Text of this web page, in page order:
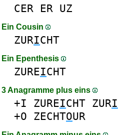
CER ER UZ
Ein Cousin
ZURICHT
Ein Epenthesis
ZUREICHT
3 Anagramme plus eins
+I ZUREICHT ZURI
+O ZECHTOUR